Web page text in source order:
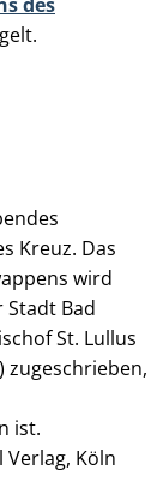
Kreuz. Das
wird
Bad
St. Lullus
zugeschrieben,
ist.
Verlag, Köln